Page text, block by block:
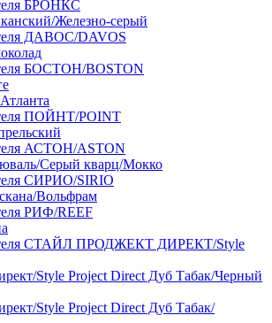
БРОНКС
Железно-серый
ДАВОС/DAVOS
БОСТОН/BOSTON
ПОЙНТ/POINT
АСТОН/ASTON
Серый кварц/Мокко
СИРИО/SIRIO
Вольфрам
РИФ/REEF
СТАЙЛ ПРОДЖЕКТ ДИРЕКТ/Style
Style Project Direct Дуб Табак/Черный
Style Project Direct Дуб Табак/